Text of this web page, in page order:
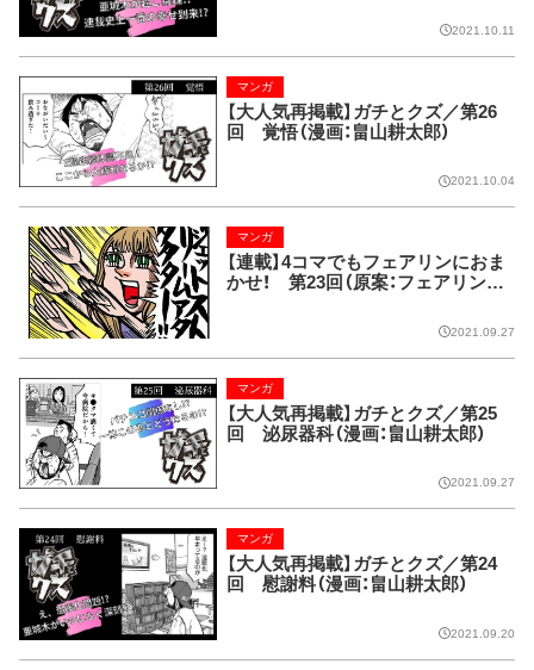
2021.10.11
【大人気再掲載】ガチとクズ／第26
回 覚悟（漫画：畠山耕太郎）
マンガ
2021.10.04
【連載】4コマでもフェアリンにおま
かせ！ 第23回（原案：フェアリン
マンガ
2021.09.27
【大人気再掲載】ガチとクズ／第25
回 泌尿器科（漫画：畠山耕太郎）
マンガ
2021.09.27
【大人気再掲載】ガチとクズ／第24
回 慰謝料（漫画：畠山耕太郎）
マンガ
2021.09.20